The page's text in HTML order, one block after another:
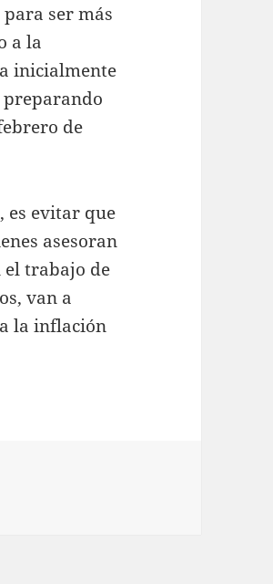
ser más
a la
inicialmente
preparando
de
es evitar que
asesoran
el trabajo de
van a
la inflación